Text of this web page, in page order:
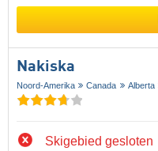
Nakiska
Noord-Amerika Canada Alberta
Skigebied gesloten